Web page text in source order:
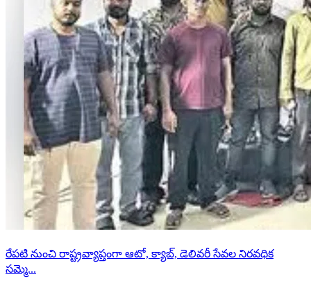
రేపటి నుంచి రాష్ట్రవ్యాప్తంగా ఆటో, క్యాబ్, డెలివరీ సేవల నిరవధిక
సమ్మె...